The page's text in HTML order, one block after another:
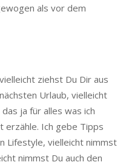
als vor dem
ziehst Du Dir aus
Urlaub, vielleicht
ja für alles was ich
erzähle. Ich gebe Tipps
Lifestyle, vielleicht nimmst
nimmst Du auch den